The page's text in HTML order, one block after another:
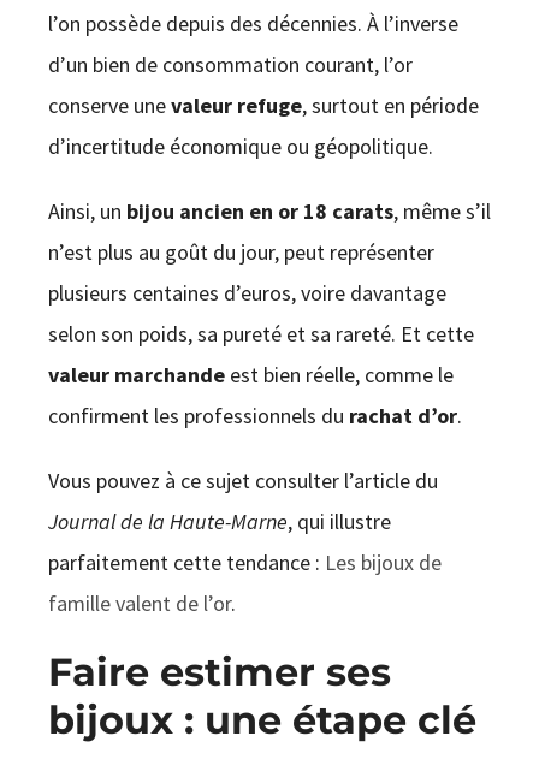
l’on possède depuis des décennies. À l’inverse
d’un bien de consommation courant, l’or
conserve unevaleur refuge, surtout en période
d’incertitude économique ou géopolitique.
Ainsi, un bijou ancien en or 18 carats, même s’il
n’est plus au goût du jour, peut représenter
plusieurs centaines d’euros, voire davantage
selon son poids, sa pureté et sa rareté. Et cette
valeur marchandeest bien réelle, comme le
confirment les professionnels du rachat d’or.
Vous pouvez à ce sujet consulter l’article du
Journal de la Haute-Marne, qui illustre
parfaitement cette tendance : Les bijoux de
famille valent de l’or.
Faire estimer ses
bijoux : une étape clé